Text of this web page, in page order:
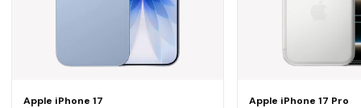
Apple iPhone 17 Apple iPhone 17 Pro